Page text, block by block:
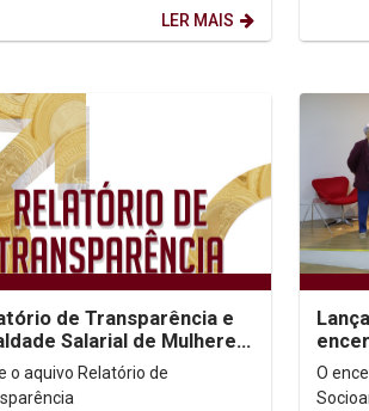
pelo Instituto...LER MAIS
de Transparência e
Salarial de Mulheres
- 2º Semestre 2025
Relatório de
O